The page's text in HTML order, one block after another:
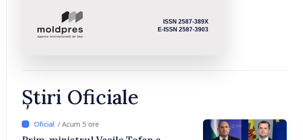
ISSN 2587-389X
E-ISSN 2587-3903
Știri Oficiale
/ Acum 5 ore